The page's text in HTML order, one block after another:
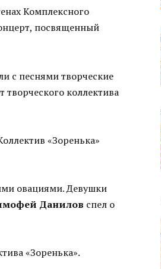
Комплексного
посвященный
с песнями творческие
коллектива
«Зоренька»
овациями. Девушки
Данилов спел о
«Зоренька».